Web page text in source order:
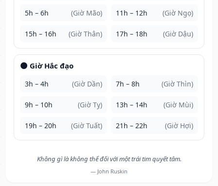
5h – 6h (Giờ Mão) 11h – 12h (Giờ Ngọ)
15h – 16h (Giờ Thân) 17h – 18h (Giờ Dậu)
🌑 Giờ Hắc đạo
3h – 4h (Giờ Dần) 7h – 8h (Giờ Thìn)
9h – 10h (Giờ Tỵ) 13h – 14h (Giờ Mùi)
19h – 20h (Giờ Tuất) 21h – 22h (Giờ Hợi)
Không gì là không thể đối với một trái tim quyết tâm.
— John Ruskin